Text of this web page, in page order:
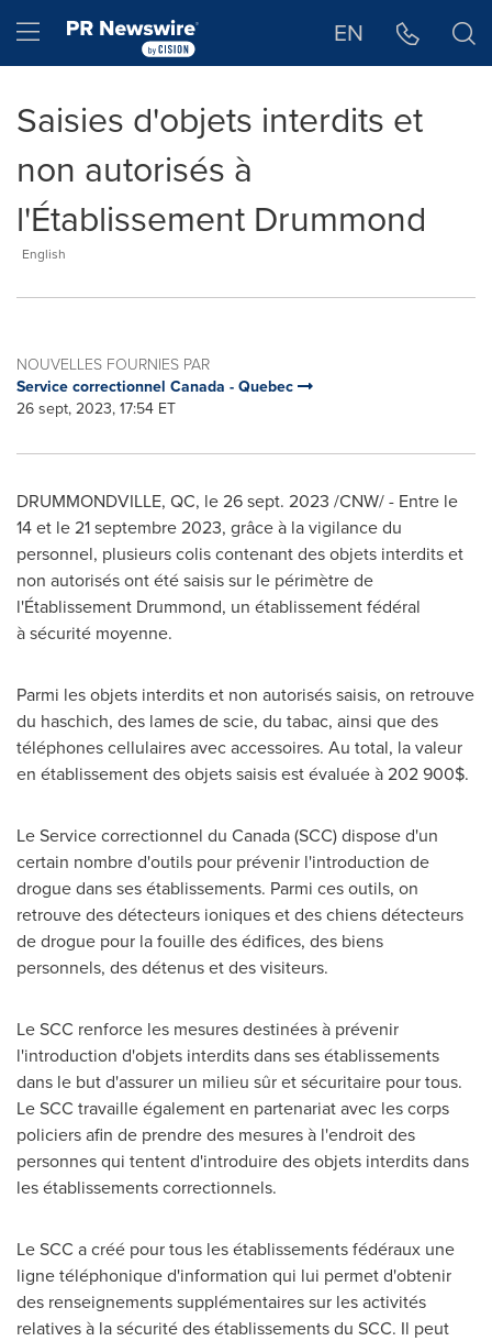
Hamburger menu EN
Saisies d'objets interdits et
non autorisés à
l'Établissement Drummond
English
NOUVELLES FOURNIES PAR
Service correctionnel Canada - Quebec
26 sept, 2023, 17:54 ET
DRUMMONDVILLE, QC, le26 sept. 2023 /CNW/ - Entre le
14 et le 21 septembre 2023, grâce à la vigilance du
personnel, plusieurs colis contenant des objets interdits et
non autorisés ont été saisis sur le périmètre de
l'Établissement Drummond, un établissement fédéral
à sécurité moyenne.
Parmi les objets interdits et non autorisés saisis, on retrouve
du haschich, des lames de scie, du tabac, ainsi que des
téléphones cellulaires avec accessoires. Au total, la valeur
en établissement des objets saisis est évaluée à 202 900$.
Le Servicecorrectionnel du Canada(SCC) dispose d'un
certain nombre d'outils pour prévenir l'introduction de
drogue dans ses établissements. Parmi ces outils, on
retrouve des détecteurs ioniques et des chiens détecteurs
de drogue pour la fouille des édifices, des biens
personnels, des détenus et des visiteurs.
Le SCC renforce les mesures destinées à prévenir
l'introduction d'objets interdits dans ses établissements
dans le but d'assurer un milieu sûr et sécuritaire pour tous.
Le SCC travaille également en partenariat avec les corps
policiers afin de prendre des mesures à l'endroit des
personnes qui tentent d'introduire des objets interdits dans
les établissements correctionnels.
Le SCC a créé pour tous les établissements fédéraux une
ligne téléphonique d'information qui lui permet d'obtenir
des renseignements supplémentaires sur les activités
relatives à la sécurité des établissements du SCC. Il peut